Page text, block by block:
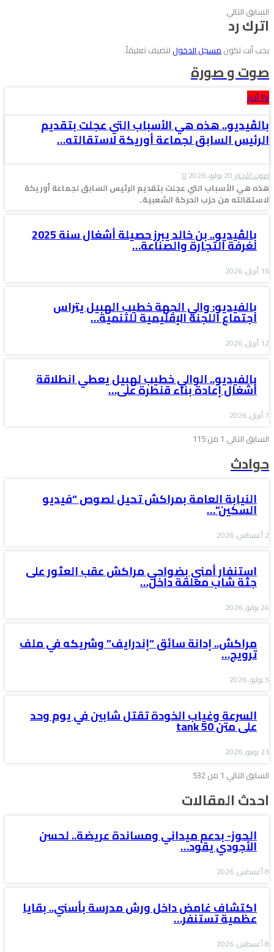
السابق التالي
اترك رد
يجب أنت تكونمسجل الدخول لتضيف تعليقاً.
صوت و صورة
TV أحرار
بالڤيديو.. هذه هي الأسباب التي عجلت بتقديم
الرئيس السابق لجماعة أوريكة لاستقالته…
صوت الأحرار20 يوليو, 2026 0
هذه هي الأسباب التي عجلت بتقديم الرئيس السابق لجماعة أوريكة
لاستقالته من حزب الحركة الشعبية..
بالڤيديو.. بن خالد يبرز حصيلة أشغال سنة 2025
لغرفة التجارة والصناعة…
16 أبريل, 2026
بالفيديو: والي الجهة خطيب الهبيل يتراس
اجتماع اللجنة الإقليمية للتنمية…
12 أبريل, 2026
بالفيديو.. الوالي خطيب لهبيل يعطي انطلاقة
أشغال إعادة بناء قنطرة على…
7 أبريل, 2026
السابق التالي 1 من 115
حوادث
النيابة العامة بمراكش تحيل لصوص “فيديو
السكين”…
2 أغسطس, 2026
استنفار أمني بضواحي مراكش عقب العثور على
جثة شاب معلقة داخل…
24 يوليو, 2026
مراكش.. إدانة سائق “إندرايف” وشريكه في ملف
ترويج…
5 يوليو, 2026
السرعة وغياب الخودة تقتل شابين في يوم وحد
على متن tank 50
23 يونيو, 2026
السابق التالي 1 من 532
احدث المقالات
الحوز- بدعم ميداني ومساندة عريضة.. لحسن
الأجودي يقود…
8 أغسطس, 2026
اكتشاف غامض داخل ورش مدرسة بأسني.. بقايا
عظمية تستنفر…
8 أغسطس, 2026